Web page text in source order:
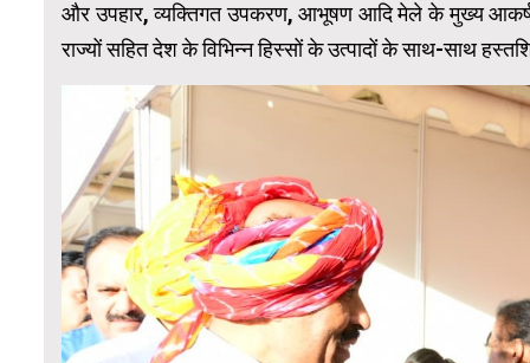
और उपहार, व्यक्तिगत उपकरण, आभूषण आदि मेले के मुख्य
राज्यों सहित देश के विभिन्न हिस्सों के उत्पादों के साथ-साथ